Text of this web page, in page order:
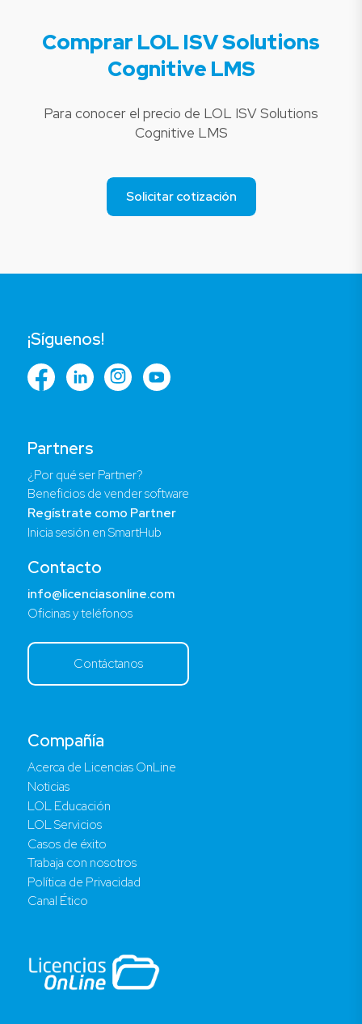
Comprar LOL ISV Solutions
Cognitive LMS
Para conocer el precio de LOL ISV Solutions
Cognitive LMS
Solicitar cotización
Compañía
Acerca de Licencias OnLine
Noticias
LOL Educación
LOL Servicios
Casos de éxito
Trabaja con nosotros
Política de Privacidad
Canal Ético
Partners
¿Por qué ser Partner?
Beneficios de vender software
Regístrate como Partner
Inicia sesión en SmartHub
Contacto
info@licenciasonline.com
Oficinas y teléfonos
Contáctanos
¡Síguenos!